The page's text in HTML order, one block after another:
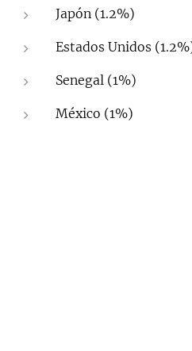
Japón (1.2%)
Estados Unidos
Senegal (1%)
México (1%)